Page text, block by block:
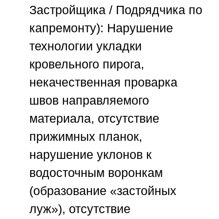
Застройщика / Подрядчика по
капремонту): Нарушение
технологии укладки
кровельного пирога,
некачественная проварка
швов направляемого
материала, отсутствие
прижимных планок,
нарушение уклонов к
водосточным воронкам
(образование «застойных
луж»), отсутствие